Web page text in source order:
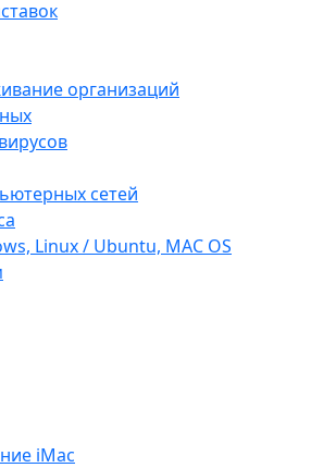
организаций
сетей
Linux / Ubuntu, МАС OS
iMac